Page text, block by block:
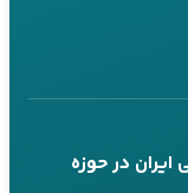
ایران در حوزه